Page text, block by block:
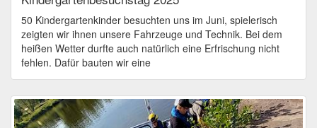
50 Kindergartenkinder besuchten uns im Juni, spielerisch
zeigten wir ihnen unsere Fahrzeuge und Technik. Bei dem
heißen Wetter durfte auch natürlich eine Erfrischung nicht
fehlen. Dafür bauten wir eine